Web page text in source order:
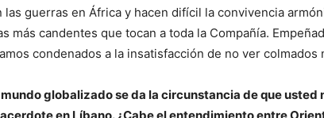
las guerras en África y hacen difícil la convivencia
más candentes que tocan a toda la Compañía.
condenados a la insatisfacción de no ver colmados
mundo globalizado se da la circunstancia de que usted